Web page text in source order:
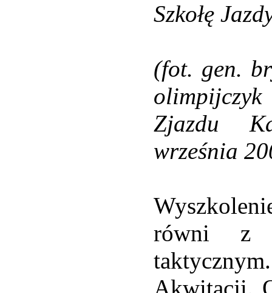
Szkołę
(fot. gen.
Zjazdu
września
równi z